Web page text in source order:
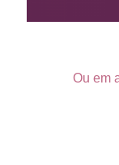
Ou em